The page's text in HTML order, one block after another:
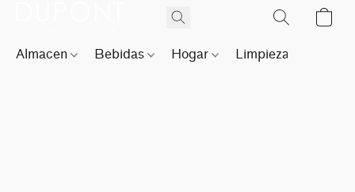
Almacen Bebidas Hogar Limpieza